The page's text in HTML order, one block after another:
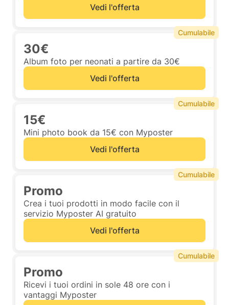
Vedi l'offerta
30€
Album foto per neonati a partire da 30€
Vedi l'offerta
Cumulabile
15€
Mini photo book da 15€ con Myposter
Vedi l'offerta
Cumulabile
Promo
Crea i tuoi prodotti in modo facile con il
servizio Myposter AI gratuito
Vedi l'offerta
Cumulabile
Promo
Ricevi i tuoi ordini in sole 48 ore con i
vantaggi Myposter
Cumulabile